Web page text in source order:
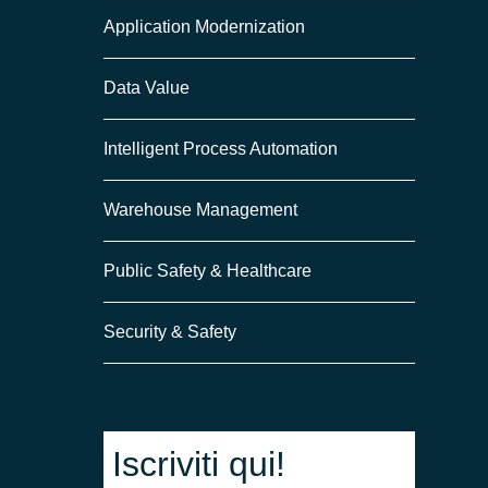
Application Modernization
Data Value
Intelligent Process Automation
Warehouse Management
Public Safety & Healthcare
Security & Safety
Iscriviti qui!